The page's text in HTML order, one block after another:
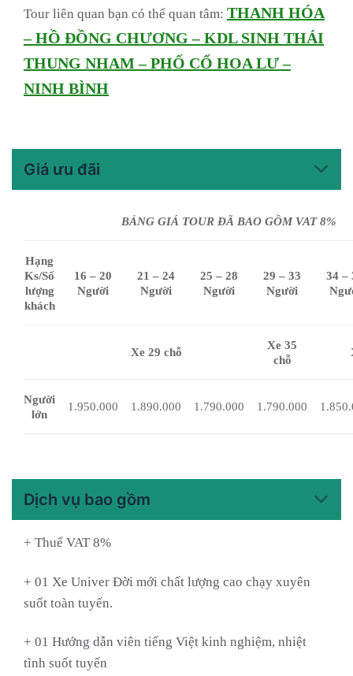
Tour liên quan bạn có thể quan tâm: THANH HÓA
– HỒ ĐỒNG CHƯƠNG – KDL SINH THÁI
THUNG NHAM – PHỐ CỔ HOA LƯ –
NINH BÌNH
Giá ưu đãi
BẢNG GIÁ TOUR ĐÃ BAO GỒM VAT 8%
Hạng
Ks/Số
lượng
khách
16 – 20
Người
21 – 24
Người
25 – 28
Người
29 – 33
Người
34 –
Xe 29 chỗ
Xe 35
chỗ
Người
lớn
1.950.000 1.890.000 1.790.000 1.790.000
Dịch vụ bao gồm
+ Thuế VAT 8%
+ 01 Xe Univer Đời mới chất lượng cao chạy xuyên
suốt toàn tuyến.
+ 01 Hướng dẫn viên tiếng Việt kinh nghiệm, nhiệt
tình suốt tuyến